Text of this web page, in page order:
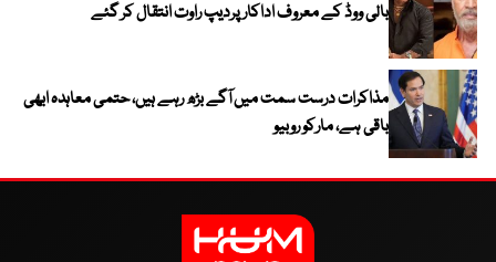
بالی ووڈ کے معروف اداکار پردیپ راوت انتقال کر گئے
مذاکرات درست سمت میں آگے بڑھ رہے ہیں، حتمی معاہدہ ابھی
باقی ہے، مارکو روبیو